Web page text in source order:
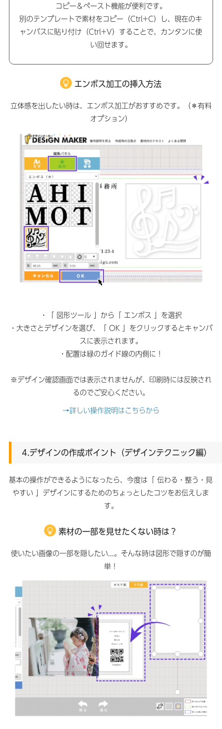
コピー＆ペースト機能が便利です。
別のテンプレートで素材をコピー（Ctrl+C）し、現在のキ
ャンバスに貼り付け（Ctrl+V）することで、カンタンに使
い回せます。
エンボス加工の挿入方法
立体感を出したい時は、エンボス加工がおすすめです。（＊有料
オプション）
・「 図形ツール 」から「 エンボス 」を選択
・大きさとデザインを選び、「 OK 」をクリックするとキャンバ
スに表示されます。
・配置は緑のガイド線の内側に！
※デザイン確認画面では表示されませんが、印刷時には反映され
るのでご安心ください。
→詳しい操作説明はこちらから
4.デザインの作成ポイント（デザインテクニック編）
基本の操作ができるようになったら、今度は「 伝わる・整う・見
やすい 」デザインにするためのちょっとしたコツをお伝えしま
す。
素材の一部を見せたくない時は？
使いたい画像の一部を隠したい...。そんな時は図形で隠すのが簡
単！